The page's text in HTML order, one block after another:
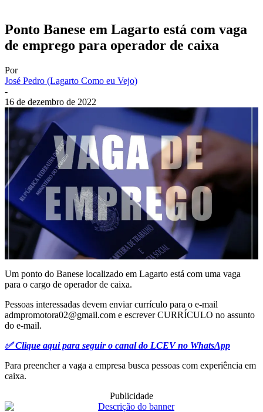
Ponto Banese em Lagarto está com vaga
de emprego para operador de caixa
Por
José Pedro (Lagarto Como eu Vejo)
-
16 de dezembro de 2022
Um ponto do Banese localizado em Lagarto está com uma vaga
para o cargo de operador de caixa.
Pessoas interessadas devem enviar currículo para o e-mail
admpromotora02@gmail.com e escrever CURRÍCULO no assunto
do e-mail.
✅ Clique aqui para seguir o canal do LCEV no WhatsApp
Para preencher a vaga a empresa busca pessoas com experiência em
caixa.
Publicidade